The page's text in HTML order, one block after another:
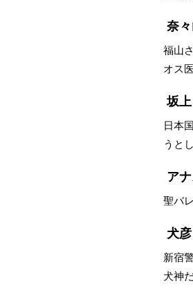
奈
福山
オス
坂
日本
うと
ア
聖バ
犬彦
新宿
犬神